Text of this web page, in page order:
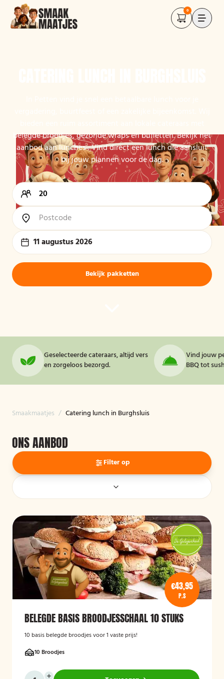
0
belegde broodjes, gezonde wraps en buffetten. Bekijk het
aanbod aan lunches . Vind direct een lunch die aansluit
bij jouw plannen voor de dag.
11 augustus 2026
Bekijk pakketten
Geselecteerde cateraars, altijd vers
en zorgeloos bezorgd.
Vind jouw
BBQ tot
Smaakmaatjes / Catering lunch in Burghsluis
ONS AANBOD
Filter op
€43,95
P.S
BELEGDE BASIS BROODJESSCHAAL 10 STUKS
10 basis belegde broodjes voor 1 vaste prijs!
10 Broodjes